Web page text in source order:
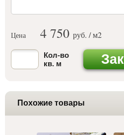
Цена 4 750 руб. / м2
Кол-во
кв. м
Похожие товары